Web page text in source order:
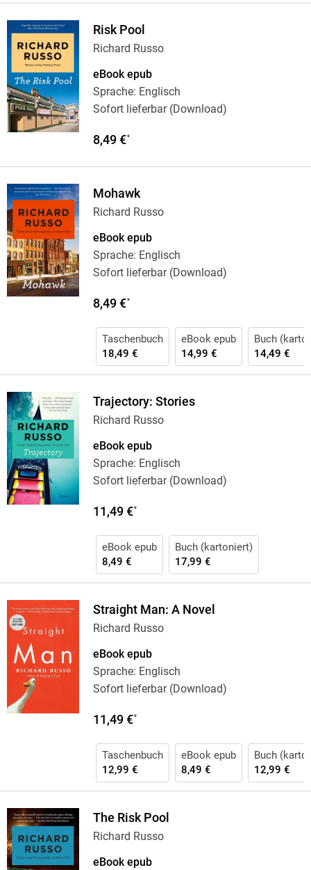
Risk Pool
Richard Russo
eBook epub
Sprache: Englisch
Sofort lieferbar (Download)
8,49 €*
Mohawk
Richard Russo
eBook epub
Sprache: Englisch
Sofort lieferbar (Download)
8,49 €*
Taschenbuch
18,49 €
eBook epub
14,99 €
Buch
14,49 €
Trajectory: Stories
Richard Russo
eBook epub
Sprache: Englisch
Sofort lieferbar (Download)
11,49 €*
eBook epub
8,49 €
Buch (kartoniert)
17,99 €
Straight Man: A Novel
Richard Russo
eBook epub
Sprache: Englisch
Sofort lieferbar (Download)
11,49 €*
Taschenbuch
12,99 €
eBook epub
8,49 €
Buch
12,99 €
The Risk Pool
Richard Russo
eBook epub